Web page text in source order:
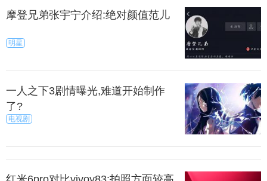
摩登兄弟张宇宁介绍:绝对颜值范儿
明星
一人之下3剧情曝光,难道开始制作
了?
电视剧